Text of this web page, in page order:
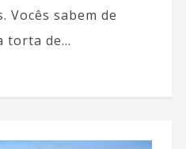
Vocês sabem de
torta de...